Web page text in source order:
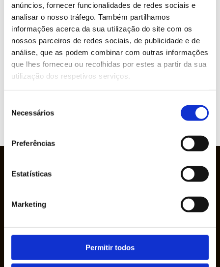
anúncios, fornecer funcionalidades de redes sociais e
analisar o nosso tráfego. Também partilhamos
informações acerca da sua utilização do site com os
nossos parceiros de redes sociais, de publicidade e de
análise, que as podem combinar com outras informações
que lhes forneceu ou recolhidas por estes a partir da sua
utilização dos respetivos serviços.
Necessários
Preferências
Estatísticas
Marketing
Permitir todos
PRETENDE MAIS INFORMAÇÕES SOBRE
ESTE PRODUTO?
Marcas representadas
A Empresa Ruy de Lacerda & Cª., S.A. foi